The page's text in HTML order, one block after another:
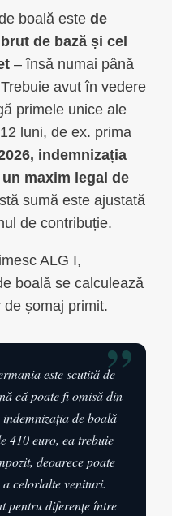
boală este de
de bază și cel
– însă numai până
avut în vedere
primele unice ale
luni, de ex. prima
indemnizația
maxim legal de
sumă este ajustată
de contribuție.
ALG I,
boală se calculează
șomaj primit.
”
este scutită de
că poate fi omisă din
de boală
410 euro, ea trebuie
deoarece poate
celorlalte venituri.
pentru diferențe între